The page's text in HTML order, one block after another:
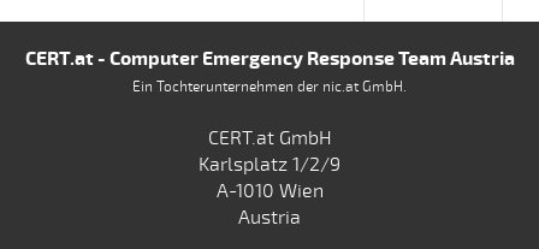
CERT.at - Computer Emergency Response Team Austria
Ein Tochterunternehmen der nic.at GmbH.
CERT.at GmbH
Karlsplatz 1/2/9
A-1010 Wien
Austria